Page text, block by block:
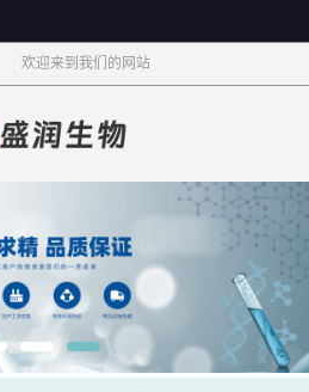
欢迎来到我们的网站